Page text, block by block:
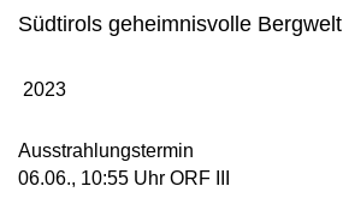
Südtirols geheimnisvolle Bergwelt
Produktionsjahr: 2023
2023
Ausstrahlungstermin
06. Juni, 10:55 Uhr in ORF III
06.06., 10:55 Uhr ORF III